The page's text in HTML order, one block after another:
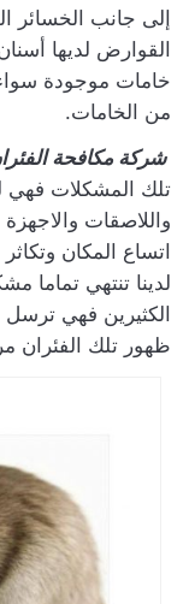
إلى جانب الخسائر
القوارض لديها
خامات موجودة
من الخامات.
شركة مكافحة
تلك المشكلات فهي
واللاصقات
اتساع المكان
لدينا تنتهي تماما
الكثيرين فهي
ظهور تلك الفئران